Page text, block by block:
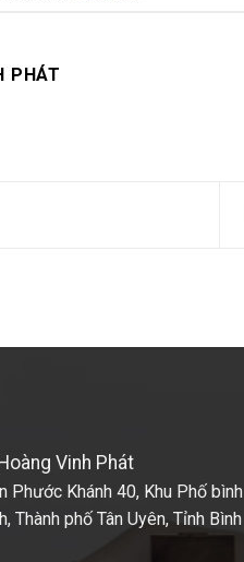
PHÁT
Vinh Phát
Khánh 40, Khu Phố bình
Thành phố Tân Uyên, Tỉnh Bình